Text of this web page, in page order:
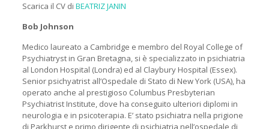
Scarica il CV di BEATRIZ JANIN
Bob Johnson
Medico laureato a Cambridge e membro del Royal College of
Psychiatryst in Gran Bretagna, si è specializzato in psichiatria
al London Hospital (Londra) ed al Claybury Hospital (Essex).
Senior psichyatrist all’Ospedale di Stato di New York (USA), ha
operato anche al prestigioso Columbus Presbyterian
Psychiatrist Institute, dove ha conseguito ulteriori diplomi in
neurologia e in psicoterapia. E’ stato psichiatra nella prigione
di Parkhurst e primo dirigente di psichiatria nell’ospedale di